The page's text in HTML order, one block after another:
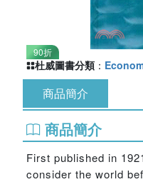
90折
杜威圖書分類 ：
商品簡介
商品簡介
First published in
consider the world